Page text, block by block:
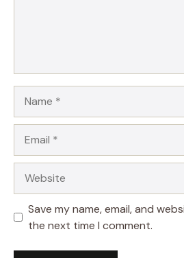
Save my name, email, and
the next time I comment.